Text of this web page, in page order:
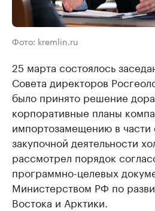
Фото: kremlin.ru
25 марта состоялось
Совета директоров
было принято решение
корпоративные планы
импортозамещению в части
закупочной деятельности
рассмотрел порядок
программно-целевых
Министерством РФ по
Востока и Арктики.